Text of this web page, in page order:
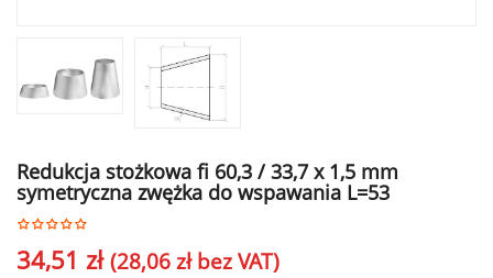
Redukcja stożkowa fi 60,3 / 33,7 x 1,5 mm
symetryczna zwężka do wspawania L=53
34,51 zł (28,06 złbez VAT)